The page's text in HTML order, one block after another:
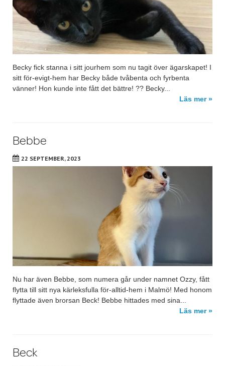
Becky fick stanna i sitt jourhem som nu tagit över ägarskapet! I
sitt för-evigt-hem har Becky både tvåbenta och fyrbenta
vänner! Hon kunde inte fått det bättre! ?? Becky...
Läs mer »
Bebbe
22 SEPTEMBER, 2023
Nu har även Bebbe, som numera går under namnet Ozzy, fått
flytta till sitt nya kärleksfulla för-alltid-hem i Malmö! Med honom
flyttade även brorsan Beck! Bebbe hittades med sina...
Läs mer »
Beck